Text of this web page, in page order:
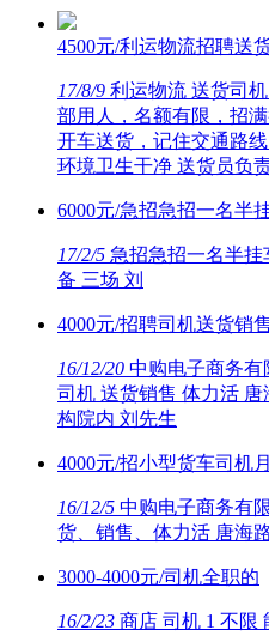
4500元/利运物流招聘送
17/8/9 利运物流 送货司
部用人，名额有限，招
开车送货，记住交通路
环境卫生干净 送货员负
6000元/急招急招一名半
17/2/5 急招急招一名半
备 三场 刘
4000元/招聘司机送货销
16/12/20 中购电子商务有
司机 送货销售 体力活
构院内 刘先生
4000元/招小型货车司机
16/12/5 中购电子商务有
货、销售、体力活 唐海
3000-4000元/司机全职的
16/2/23 商店 司机 1 不限